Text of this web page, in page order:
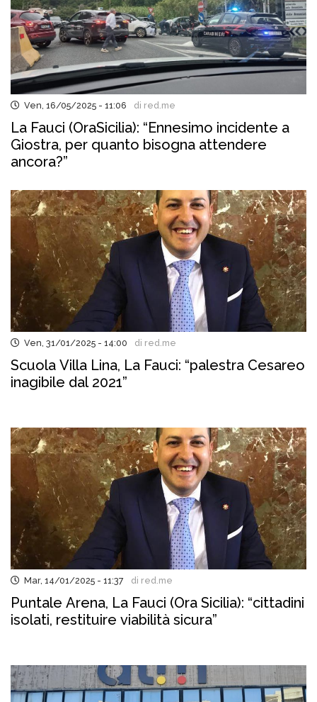
Ven, 16/05/2025 - 11:06 di red.me
La Fauci (OraSicilia): “Ennesimo incidente a
Giostra, per quanto bisogna attendere
ancora?”
Ven, 31/01/2025 - 14:00 di red.me
Scuola Villa Lina, La Fauci: “palestra Cesareo
inagibile dal 2021”
Mar, 14/01/2025 - 11:37 di red.me
Puntale Arena, La Fauci (Ora Sicilia): “cittadini
isolati, restituire viabilità sicura”